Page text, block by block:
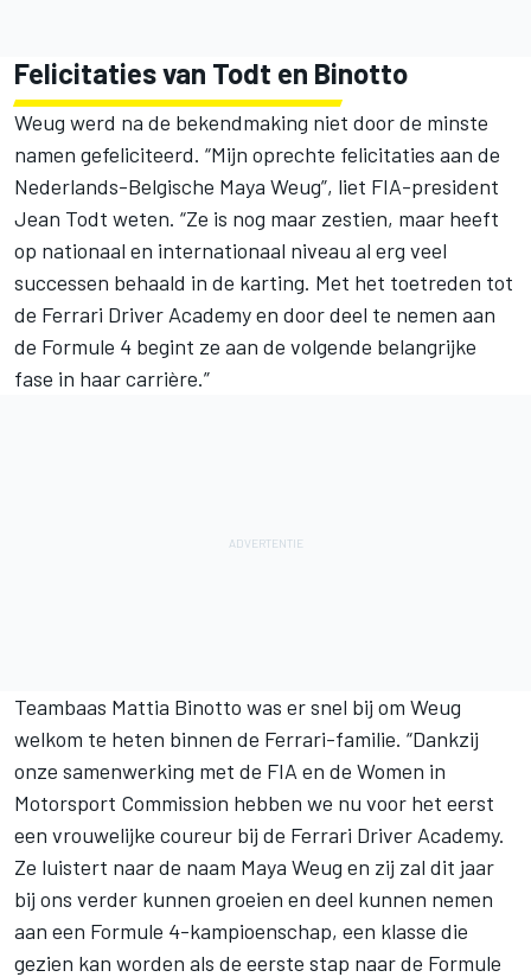
Felicitaties van Todt en Binotto
Weug werd na de bekendmaking niet door de minste
namen gefeliciteerd. “Mijn oprechte felicitaties aan de
Nederlands-Belgische Maya Weug”, liet FIA-president
Jean Todt weten. “Ze is nog maar zestien, maar heeft
op nationaal en internationaal niveau al erg veel
successen behaald in de karting. Met het toetreden tot
de Ferrari Driver Academy en door deel te nemen aan
de Formule 4 begint ze aan de volgende belangrijke
fase in haar carrière.”
Teambaas Mattia Binotto was er snel bij om Weug
welkom te heten binnen de Ferrari-familie. “Dankzij
onze samenwerking met de FIA en de Women in
Motorsport Commission hebben we nu voor het eerst
een vrouwelijke coureur bij de Ferrari Driver Academy.
Ze luistert naar de naam Maya Weug en zij zal dit jaar
bij ons verder kunnen groeien en deel kunnen nemen
aan een Formule 4-kampioenschap, een klasse die
gezien kan worden als de eerste stap naar de Formule